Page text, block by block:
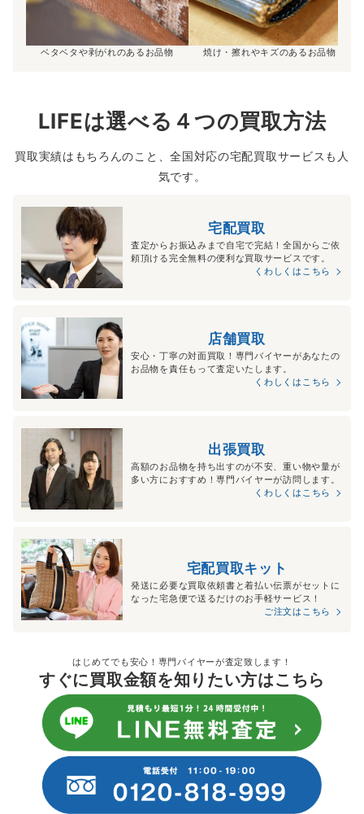
ベタベタや剥がれのあるお品物 焼け・擦れやキズのあるお品物
LIFEは選べる４つの買取方法
買取実績はもちろんのこと、全国対応の宅配買取サービスも人
気です。
宅配買取
査定からお振込みまで自宅で完結！全国からご依
頼頂ける完全無料の便利な買取サービスです。
くわしくはこちら
店舗買取
安心・丁寧の対面買取！専門バイヤーがあなたの
お品物を責任もって査定いたします。
くわしくはこちら
出張買取
高額のお品物を持ち出すのが不安、重い物や量が
多い方におすすめ！専門バイヤーが訪問します。
くわしくはこちら
宅配買取キット
発送に必要な買取依頼書と着払い伝票がセットに
なった宅急便で送るだけのお手軽サービス！
ご注文はこちら
はじめてでも安心！専門バイヤーが査定致します！
すぐに買取金額を知りたい方はこちら